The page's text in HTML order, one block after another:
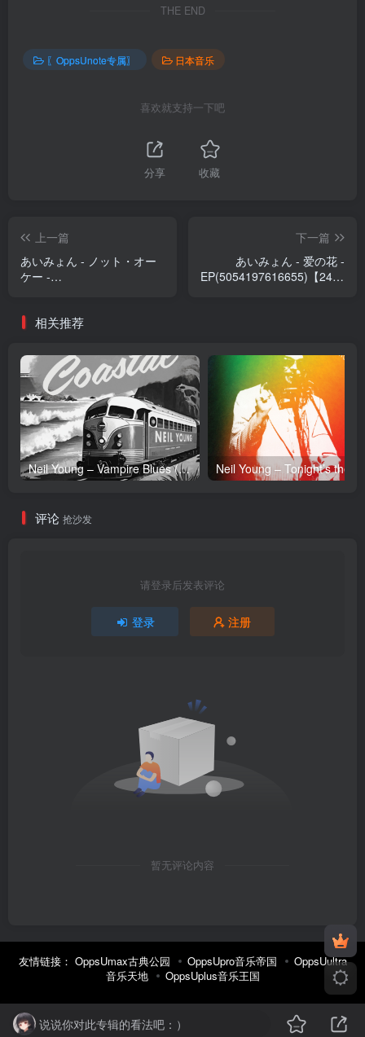
THE END
〖OppsUnote专属〗 日本音乐
喜欢就支持一下吧
分享 收藏
上一篇
あいみょん - ノット・オー
ケー -
下一篇
あいみょん - 爱の花 -
EP(5054197616655)【24bit
相关推荐
Neil Young – Vampire Blues (Live) – Single(054391239303)【24bit／96.0kHz】土耳其区
评论 抢沙发
请登录后发表评论
登录 注册
暂无评论内容
友情链接： OppsUmax古典公园 OppsUpro音乐帝国
OppsUultra
音乐天地
OppsUplus音乐王国
说说你对此专辑的看法吧：）